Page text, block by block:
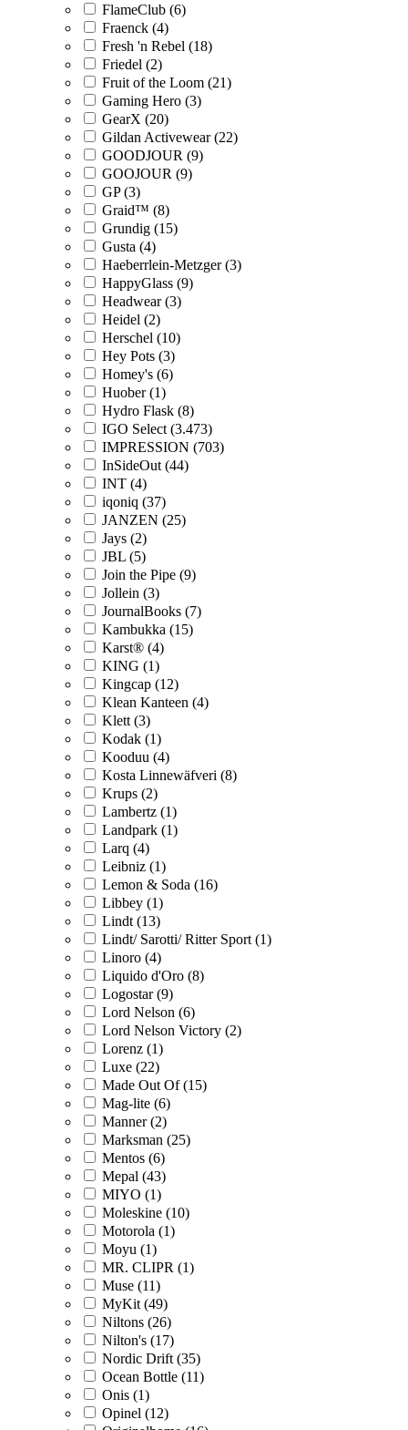
FlameClub (6)
Fraenck (4)
Fresh 'n Rebel (18)
Friedel (2)
Fruit of the Loom (21)
Gaming Hero (3)
GearX (20)
Gildan Activewear (22)
GOODJOUR (9)
GOOJOUR (9)
GP (3)
Graid™ (8)
Grundig (15)
Gusta (4)
Haeberrlein-Metzger (3)
HappyGlass (9)
Headwear (3)
Heidel (2)
Herschel (10)
Hey Pots (3)
Homey's (6)
Huober (1)
Hydro Flask (8)
IGO Select (3.473)
IMPRESSION (703)
InSideOut (44)
INT (4)
iqoniq (37)
JANZEN (25)
Jays (2)
JBL (5)
Join the Pipe (9)
Jollein (3)
JournalBooks (7)
Kambukka (15)
Karst® (4)
KING (1)
Kingcap (12)
Klean Kanteen (4)
Klett (3)
Kodak (1)
Kooduu (4)
Kosta Linnewäfveri (8)
Krups (2)
Lambertz (1)
Landpark (1)
Larq (4)
Leibniz (1)
Lemon & Soda (16)
Libbey (1)
Lindt (13)
Lindt/ Sarotti/ Ritter Sport (1)
Linoro (4)
Liquido d'Oro (8)
Logostar (9)
Lord Nelson (6)
Lord Nelson Victory (2)
Lorenz (1)
Luxe (22)
Made Out Of (15)
Mag-lite (6)
Manner (2)
Marksman (25)
Mentos (6)
Mepal (43)
MIYO (1)
Moleskine (10)
Motorola (1)
Moyu (1)
MR. CLIPR (1)
Muse (11)
MyKit (49)
Niltons (26)
Nilton's (17)
Nordic Drift (35)
Ocean Bottle (11)
Onis (1)
Opinel (12)